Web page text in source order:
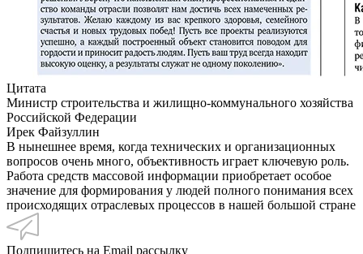
Цитата
Министр строительства и жилищно-коммунального хозяйства
Российской Федерации
Ирек Файзуллин
В нынешнее время, когда технических и организационных
вопросов очень много, объективность играет ключевую роль.
Работа средств массовой информации приобретает особое
значение для формирования у людей полного понимания всех
происходящих отраслевых процессов в нашей большой стране
Подпишитесь на Email рассылку